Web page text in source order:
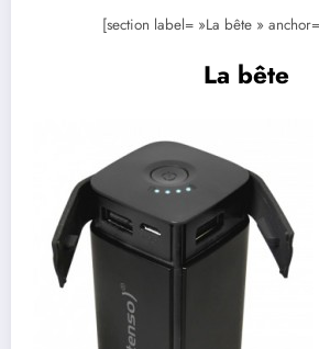
[section label= »La bête »
La bête